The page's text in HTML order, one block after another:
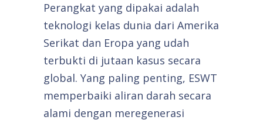
Perangkat yang dipakai adalah
teknologi kelas dunia dari Amerika
Serikat dan Eropa yang udah
terbukti di jutaan kasus secara
global. Yang paling penting, ESWT
memperbaiki aliran darah secara
alami dengan meregenerasi